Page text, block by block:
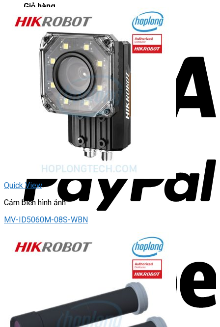
Giỏ hàng
Chưa có sản phẩm trong giỏ hàng.
Quick View
Cảm biến hình ảnh
MV-ID5060M-08S-WBN